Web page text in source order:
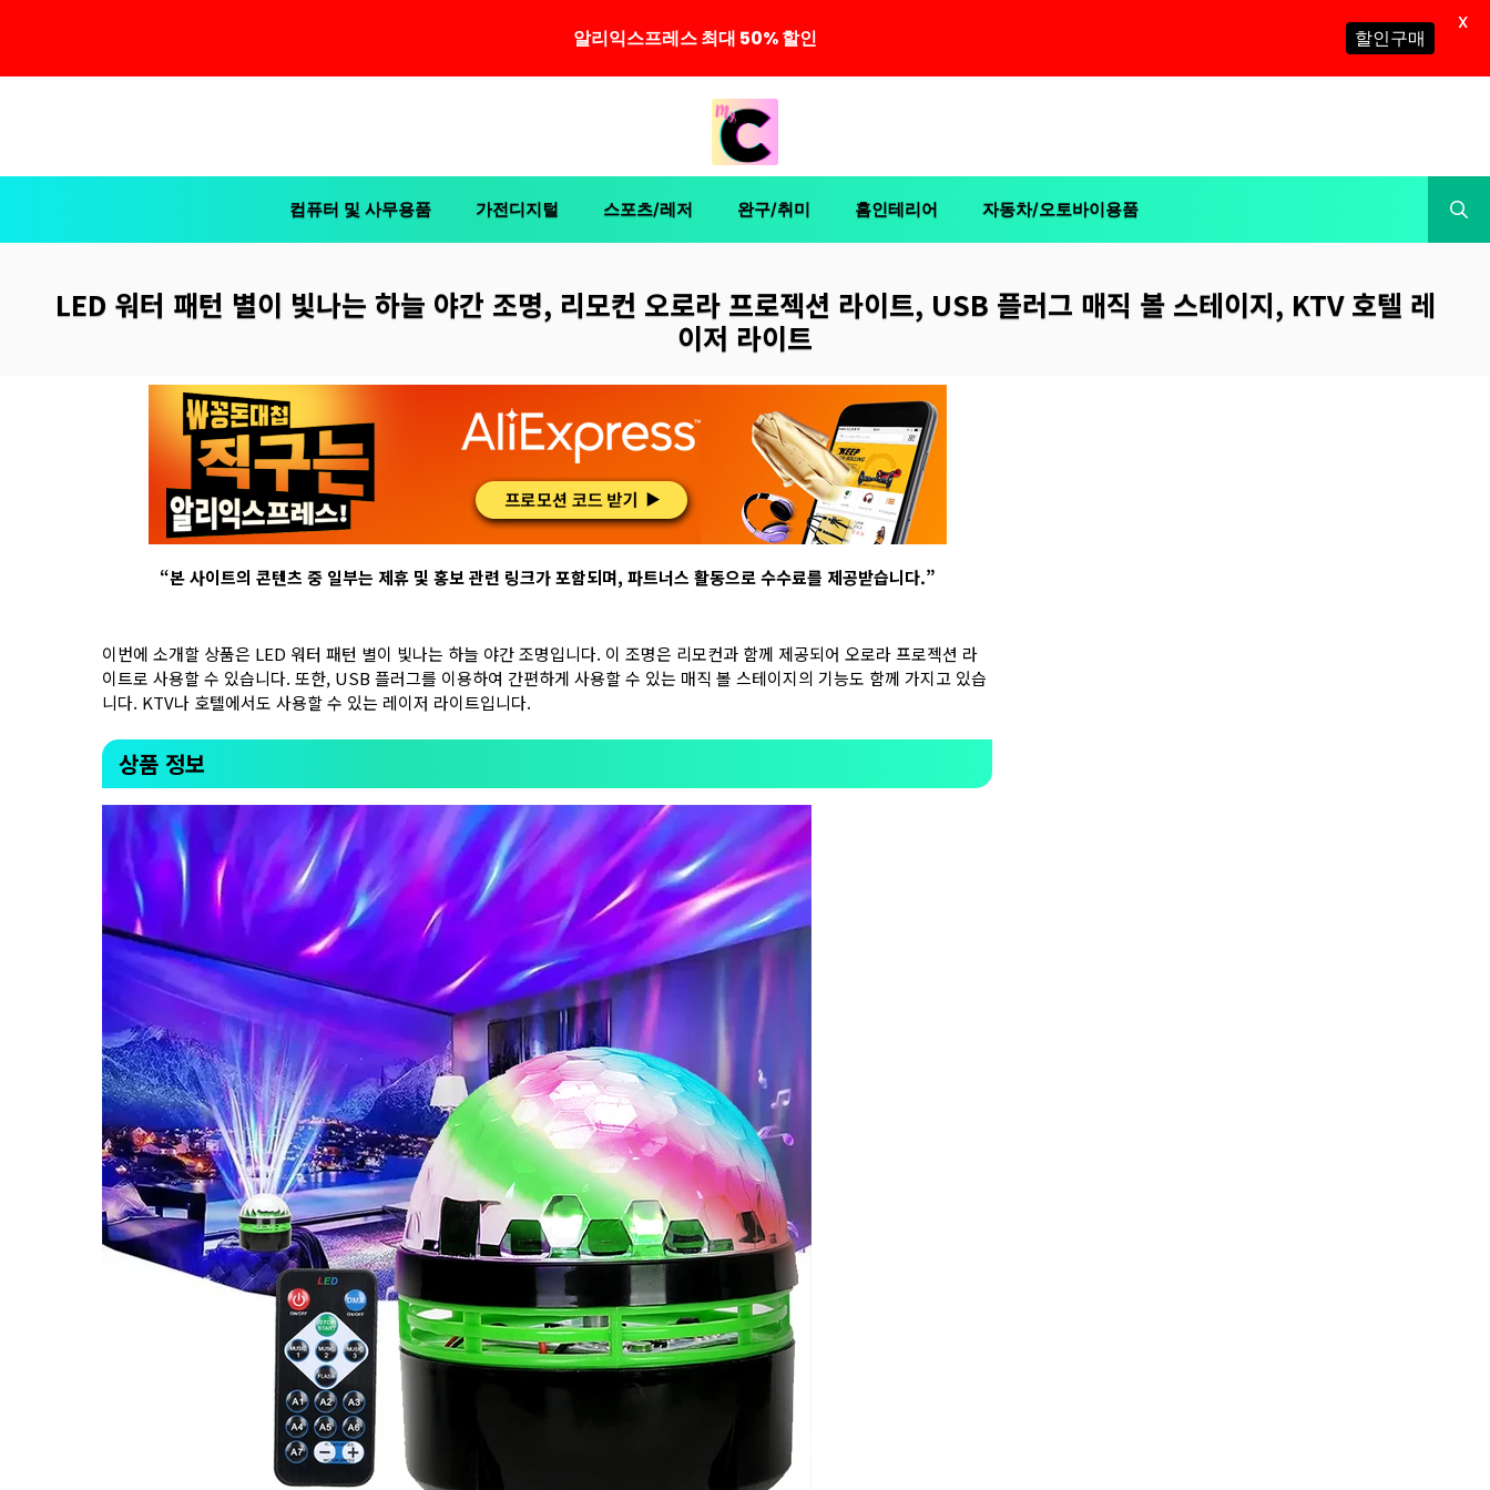
건
컴퓨터 및 사무용품 가전디지털 스포츠/레저 완구/취미 홈인테리어 자동차/오토바이용품
LED 워터 패턴 별이 빛나는 하늘 야간 조명, 리모컨 오로라 프로젝션 라이트, USB 플러그 매직 볼 스테이지, KTV 호텔 레
이저 라이트
“본 사이트의 콘텐츠 중 일부는 제휴 및 홍보 관련 링크가 포함되며, 파트너스 활동으로 수수료를 제공받습니다.”
이번에 소개할 상품은 LED 워터 패턴 별이 빛나는 하늘 야간 조명입니다. 이 조명은 리모컨과 함께 제공되어 오로라 프로젝션 라
이트로 사용할 수 있습니다. 또한, USB 플러그를 이용하여 간편하게 사용할 수 있는 매직 볼 스테이지의 기능도 함께 가지고 있습
니다. KTV나 호텔에서도 사용할 수 있는 레이저 라이트입니다.
상품 정보
알리익스프레스 최대 50% 할인 할인구매
X